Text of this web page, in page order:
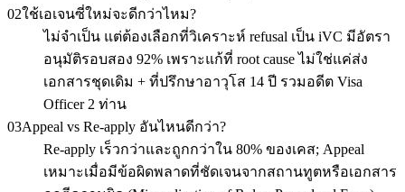
02ใช้เอเจนซี่ใหม่จะดีกว่าไหม?
ไม่จำเป็น แต่ต้องเลือกที่วิเคราะห์ refusal เป็น iVC มีอัตรา
อนุมัติรอบสอง 92% เพราะแก้ที่ root cause ไม่ใช่แค่ส่ง
เอกสารชุดเดิม + ที่ปรึกษาอาวุโส 14 ปี รวมอดีต Visa
Officer 2 ท่าน
03Appeal vs Re-apply อันไหนดีกว่า?
Re-apply เร็วกว่าและถูกกว่าใน 80% ของเคส; Appeal
เหมาะเมื่อมีข้อผิดพลาดที่ชัดเจนจากสถานทูตหรือเอกสาร